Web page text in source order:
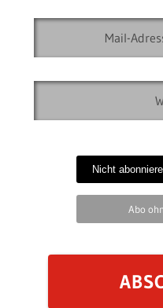
Abo